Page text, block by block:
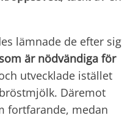
lämnade de efter sig
är nödvändiga för
utvecklade istället
Däremot
fortfarande, medan